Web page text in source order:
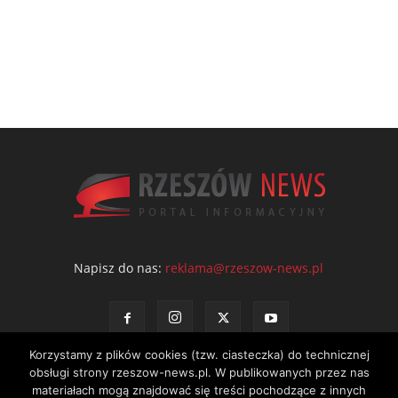
Napisz do nas: reklama@rzeszow-news.pl
Korzystamy z plików cookies (tzw. ciasteczka) do technicznej
obsługi strony rzeszow-news.pl. W publikowanych przez nas
materiałach mogą znajdować się treści pochodzące z innych